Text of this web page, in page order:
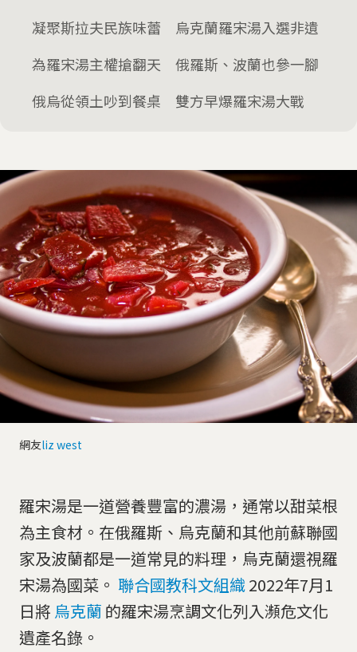
凝聚斯拉夫民族味蕾 烏克蘭羅宋湯入選非遺
為羅宋湯主權搶翻天 俄羅斯、波蘭也參一腳
俄烏從領土吵到餐桌 雙方早爆羅宋湯大戰
網友liz west
羅宋湯是一道營養豐富的濃湯，通常以甜菜根
為主食材。在俄羅斯、烏克蘭和其他前蘇聯國
家及波蘭都是一道常見的料理，烏克蘭還視羅
宋湯為國菜。 聯合國教科文組織2022年7月1
日將 烏克蘭 的羅宋湯烹調文化列入瀕危文化
遺產名錄。